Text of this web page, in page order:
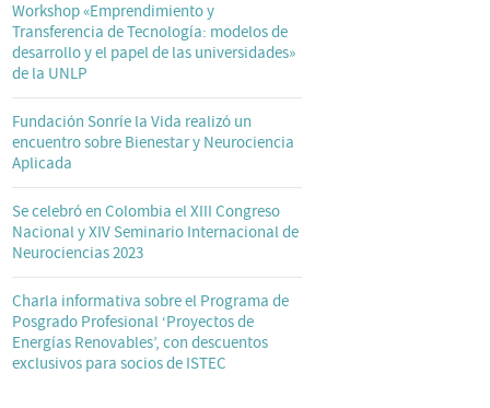
Workshop «Emprendimiento y
Transferencia de Tecnología: modelos de
desarrollo y el papel de las universidades»
de la UNLP
Fundación Sonríe la Vida realizó un
encuentro sobre Bienestar y Neurociencia
Aplicada
Se celebró en Colombia el XIII Congreso
Nacional y XIV Seminario Internacional de
Neurociencias 2023
Charla informativa sobre el Programa de
Posgrado Profesional ‘Proyectos de
Energías Renovables’, con descuentos
exclusivos para socios de ISTEC